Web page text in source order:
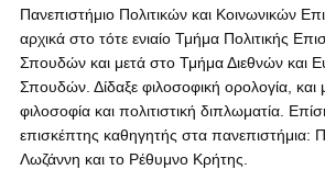
Πανεπιστήμιο Πολιτικών και Κοινωνικών
αρχικά στο τότε ενιαίο Τμήμα Πολιτικής
Σπουδών και μετά στο Τμήμα Διεθνών και
Σπουδών. Δίδαξε φιλοσοφική ορολογία, και
φιλοσοφία και πολιτιστική διπλωματία.
επισκέπτης καθηγητής στα πανεπιστήμια:
Λωζάννη και το Ρέθυμνο Κρήτης.